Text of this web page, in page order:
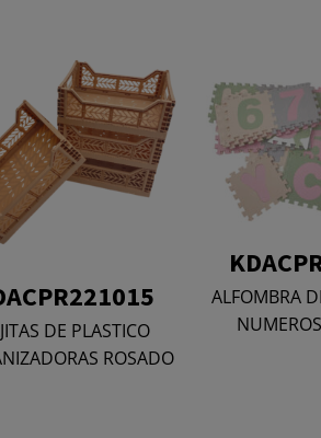
DE PLASTICO
ROSADO
ALFOMBRA